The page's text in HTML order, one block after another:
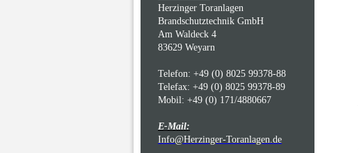
Herzinger Toranlagen
Brandschutztechnik GmbH
Am Waldeck 4
83629 Weyarn
Telefon: +49 (0) 8025 99378-88
Telefax: +49 (0) 8025 99378-89
Mobil: +49 (0) 171/4880667
E-Mail:
Info@Herzinger-Toranlagen.de